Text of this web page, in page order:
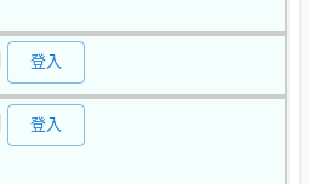
登入
登入